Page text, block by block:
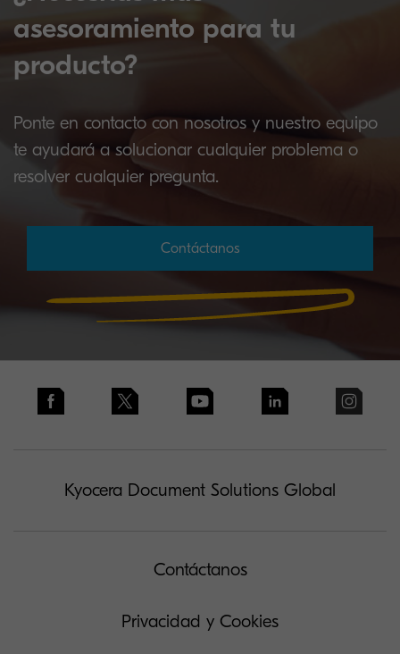
asesoramiento para tu
producto?
Ponte en contacto con nosotros y nuestro equipo
te ayudará a solucionar cualquier problema o
resolver cualquier pregunta.
Contáctanos
Kyocera Document Solutions Global
Contáctanos
Privacidad y Cookies